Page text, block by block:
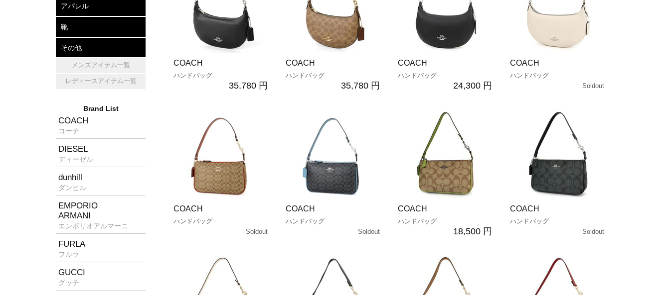
COACH
ハンドバッグ
35,780 円
COACH
ハンドバッグ
35,780 円
COACH
ハンドバッグ
24,300 円
COACH
ハンドバッグ
Soldout
COACH
ハンドバッグ
Soldout
COACH
ハンドバッグ
Soldout
COACH
ハンドバッグ
18,500 円
COACH
ハンドバッグ
Soldout
メガネフレーム
サングラス
アパレル
アパレル
帽子
マフラー・ショール
靴
レザーシューズ
パンプス
スニーカー
その他
キッチン雑貨
ホームフレグランス
消臭グッズ
メンズアイテム一覧
レディースアイテム一覧
Brand List
COACH
コーチ
DIESEL
ディーゼル
dunhill
ダンヒル
EMPORIO
ARMANI
エンポリオアルマーニ
FURLA
フルラ
GUCCI
グッチ